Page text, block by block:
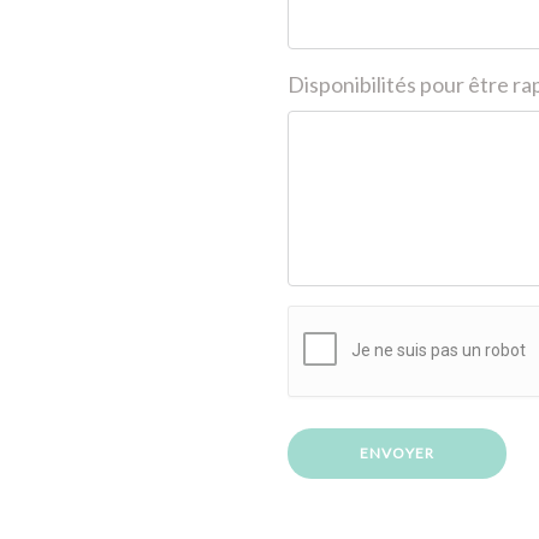
Disponibilités pour être
ENVOYER